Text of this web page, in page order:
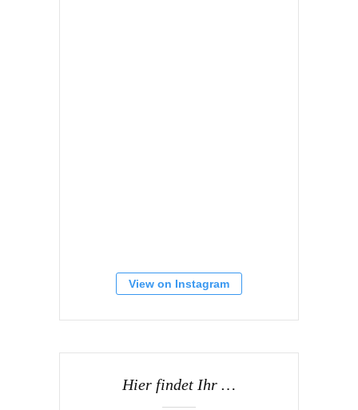
View on Instagram
Hier findet Ihr …